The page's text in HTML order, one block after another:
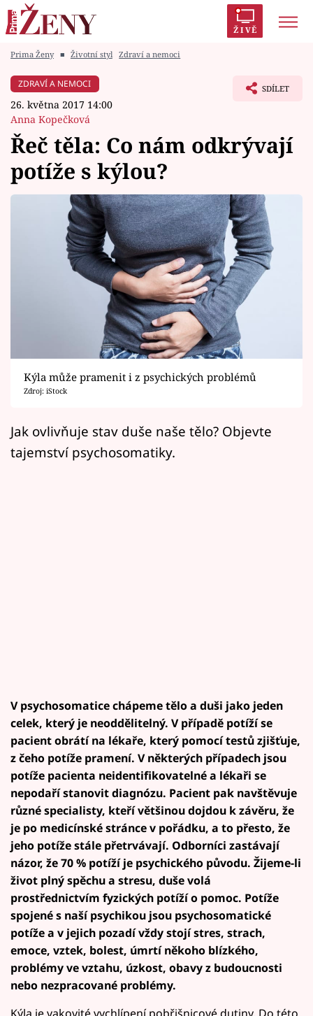
ŽIVĚ
Módní alarm
Zrádci
Témata
Celebrity
Vztahy
Sledujte prima+
Filmový festival Karlovy Vary
Mámy sobě
Prima Ženy ■ Životní styl Zdraví a nemoci
ZDRAVÍ A NEMOCI
26. května 2017 14:00
Anna Kopečková
SDÍLET
Řeč těla: Co nám odkrývají
potíže s kýlou?
Kýla může pramenit i z psychických problémů
Zdroj: iStock
Jak ovlivňuje stav duše naše tělo? Objevte
tajemství psychosomatiky.
V psychosomatice chápeme tělo a duši jako jeden
celek, který je neoddělitelný. V případě potíží se
pacient obrátí na lékaře, který pomocí testů zjišťuje,
z čeho potíže pramení. V některých případech jsou
potíže pacienta neidentifikovatelné a lékaři se
nepodaří stanovit diagnózu. Pacient pak navštěvuje
různé specialisty, kteří většinou dojdou k závěru, že
je po medicínské stránce v pořádku, a to přesto, že
jeho potíže stále přetrvávají. Odborníci zastávají
názor, že 70 % potíží je psychického původu. Žijeme-li
život plný spěchu a stresu, duše volá
prostřednictvím fyzických potíží o pomoc. Potíže
spojené s naší psychikou jsou psychosomatické
potíže a v jejich pozadí vždy stojí stres, strach,
emoce, vztek, bolest, úmrtí někoho blízkého,
problémy ve vztahu, úzkost, obavy z budoucnosti
nebo nezpracované problémy.